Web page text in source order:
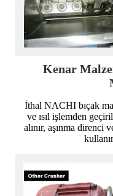
Kenar
İthal NACHI bıçak
ve ısıl işlemden
alınır, aşınma direnci